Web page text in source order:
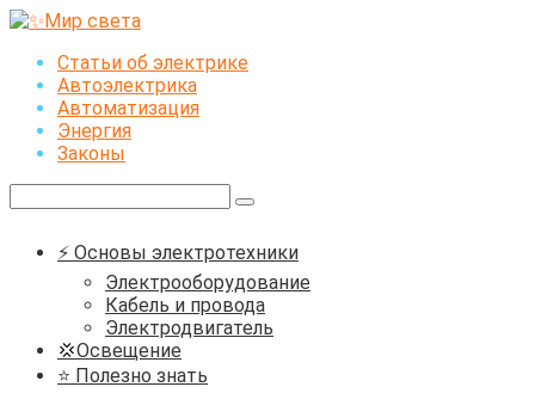
Перейти
контентуСтатьи об электрике
Автоэлектрика
Автоматизация
Энергия
Законы
⚡ Основы электротехники
Электрооборудование
Кабель и провода
Электродвигатель
💢Освещение
⭐ Полезно знать